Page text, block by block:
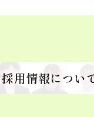
採用情報につい